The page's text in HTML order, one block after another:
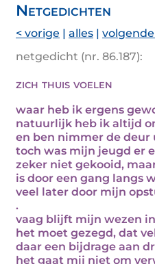
Netgedichten
< vorige | alles | volgende
netgedicht (nr. 86.187):
zich thuis voelen
waar heb ik ergens
natuurlijk heb ik altijd
en ben nimmer de deur
toch was mijn jeugd er
zeker niet gekooid,
is door een gang langs
veel later door mijn
.
vaag blijft mijn wezen
het moet gezegd, dat
daar een bijdrage aan
het gaat mij niet om